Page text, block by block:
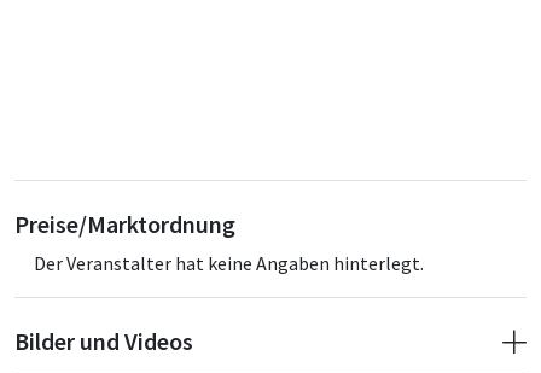
Preise/Marktordnung
Der Veranstalter hat keine Angaben hinterlegt.
Bilder und Videos